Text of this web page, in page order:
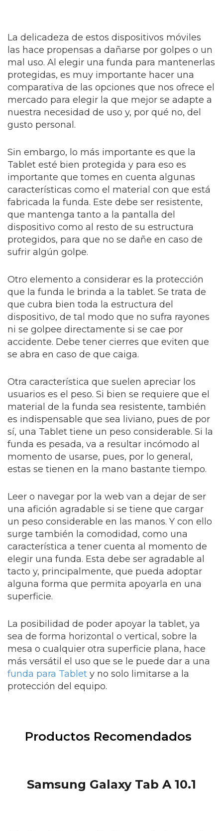
La delicadeza de estos dispositivos móviles
las hace propensas a dañarse por golpes o un
mal uso. Al elegir una funda para mantenerlas
protegidas, es muy importante hacer una
comparativa de las opciones que nos ofrece el
mercado para elegir la que mejor se adapte a
nuestra necesidad de uso y, por qué no, del
gusto personal.
Sin embargo, lo más importante es que la
Tablet esté bien protegida y para eso es
importante que tomes en cuenta algunas
características como el material con que está
fabricada la funda. Este debe ser resistente,
que mantenga tanto a la pantalla del
dispositivo como al resto de su estructura
protegidos, para que no se dañe en caso de
sufrir algún golpe.
Otro elemento a considerar es la protección
que la funda le brinda a la tablet. Se trata de
que cubra bien toda la estructura del
dispositivo, de tal modo que no sufra rayones
ni se golpee directamente si se cae por
accidente. Debe tener cierres que eviten que
se abra en caso de que caiga.
Otra característica que suelen apreciar los
usuarios es el peso. Si bien se requiere que el
material de la funda sea resistente, también
es indispensable que sea liviano, pues de por
sí, una Tablet tiene un peso considerable. Si la
funda es pesada, va a resultar incómodo al
momento de usarse, pues, por lo general,
estas se tienen en la mano bastante tiempo.
Leer o navegar por la web van a dejar de ser
una afición agradable si se tiene que cargar
un peso considerable en las manos. Y con ello
surge también la comodidad, como una
característica a tener cuenta al momento de
elegir una funda. Esta debe ser agradable al
tacto y, principalmente, que pueda adoptar
alguna forma que permita apoyarla en una
superficie.
La posibilidad de poder apoyar la tablet, ya
sea de forma horizontal o vertical, sobre la
mesa o cualquier otra superficie plana, hace
más versátil el uso que se le puede dar a una
funda para Tablet y no solo limitarse a la
protección del equipo.
Productos Recomendados
Samsung Galaxy Tab A 10.1